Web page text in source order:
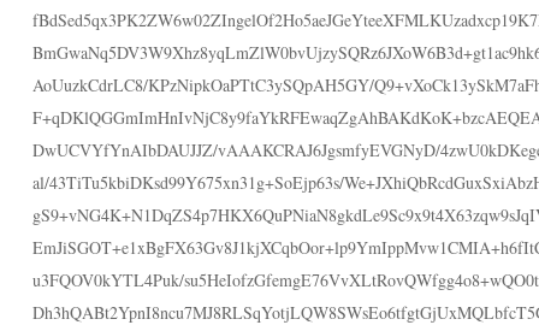
AoUuzkCdrLC8/KPzNipkOaPTtC3ySQpAH5GY/
DwUCVYfYnAIbDAUJJZ/vAAAKCRAJ6JgsmfyEVGNyD/
al/43TiTu5kbiDKsd99Y675xn31g+SoEjp63s/
u3FQOV0kYTL4Puk/